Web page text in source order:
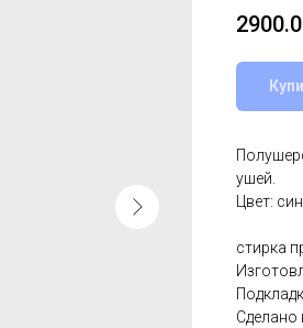
ушей.
Цвет:
стирка
Сделано